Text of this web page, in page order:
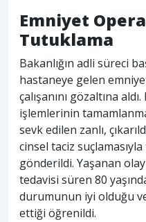
Emniyet
Tutuklama
Bakanlığın adli süreci
hastaneye gelen
çalışanını gözaltına
işlemlerinin
sevk edilen zanlı,
cinsel taciz
gönderildi. Yaşanan
tedavisi süren 80
durumunun iyi olduğu
ettiği öğrenildi.